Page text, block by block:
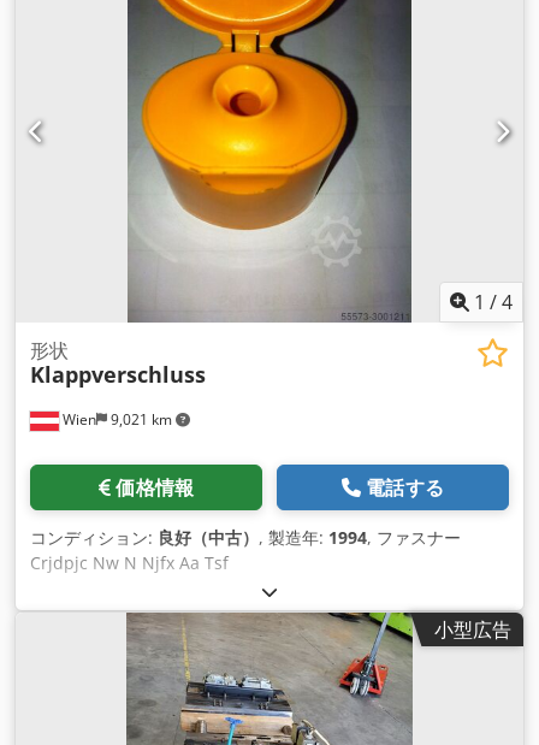
1 /4
Wien 9,021 km
形状
Klappverschluss
価格情報 電話する
コンディション: 良好（中古） , 製造年: 1994, ファスナー
Crjdpjc Nw N Njfx Aa Tsf
小型広告